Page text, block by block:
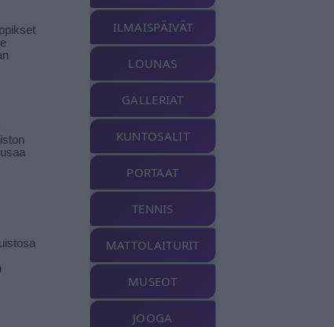
ILMAISPÄIVÄT
LOUNAS
GALLERIAT
KUNTOSALIT
PORTAAT
TENNIS
MATTOLAITURIT
MUSEOT
JOOGA